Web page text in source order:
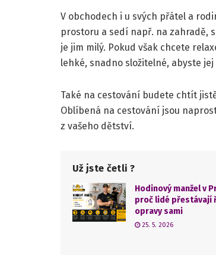
V obchodech i u svých přátel a
prostoru a sedí např. na zahradě,
je jim milý. Pokud však chcete
lehké, snadno složitelné, abyste
Také na cestování budete chtít
Oblíbená na cestování jsou
z vašeho dětství.
Už jste četli ?
Hodinový manžel v
proč lidé přestávají
opravy sami
25. 5. 2026